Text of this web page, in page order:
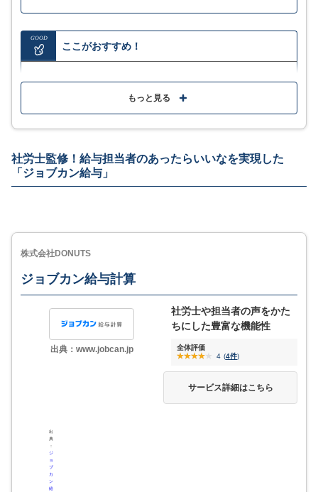
料金の機能の詳細や利用イメージは
GOOD
ここがおすすめ！
従業員情報や給与計算などあらゆる人事労務情報がこ
アラート機能でイレギュラーな業務の抜け漏れを防ぐ
MORE
freee会計と連携した際の画面切替が手間
評価・口コミ(一部抜粋)
前に使用をしていたシステムが１０年近く同じものを使っていた
従業員一人一人に時間をかける事が減った。従業員が増えても柔
もっと見る
社労士監修！給与担当者のあったらいいなを実現した
「ジョブカン給与」
株式会社DONUTS
ジョブカン給与計算
出典：www.jobcan.jp
社労士や担当者の声をかた
ちにした豊富な機能性
全体評価
4 (4件)
サービス詳細はこちら
出
典
：
ジ
ョ
ブ
カ
ン
給